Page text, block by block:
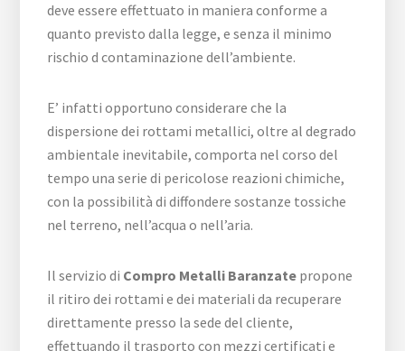
deve essere effettuato in maniera conforme a
quanto previsto dalla legge, e senza il minimo
rischio d contaminazione dell’ambiente.
E’ infatti opportuno considerare che la
dispersione dei rottami metallici, oltre al degrado
ambientale inevitabile, comporta nel corso del
tempo una serie di pericolose reazioni chimiche,
con la possibilità di diffondere sostanze tossiche
nel terreno, nell’acqua o nell’aria.
Il servizio di Compro Metalli Baranzate propone
il ritiro dei rottami e dei materiali da recuperare
direttamente presso la sede del cliente,
effettuando il trasporto con mezzi certificati e